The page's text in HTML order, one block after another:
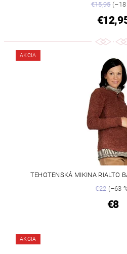
€15,95(–18
AKCIA
TEHOTENSKÁ MIKINA RIALTO
€22 (–63
€8
AKCIA